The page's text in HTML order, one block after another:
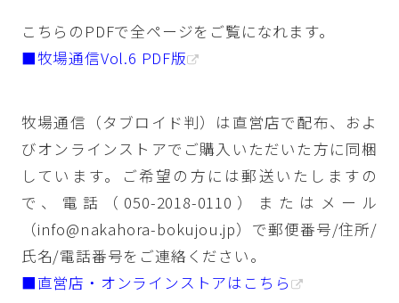
こちらのPDFで全ページをご覧になれます。
■牧場通信Vol.6 PDF版
牧場通信（タブロイド判）は直営店で配布、およ
びオンラインストアでご購入いただいた方に同梱
しています。ご希望の方には郵送いたしますの
で、電話（050-2018-0110）またはメール
（info@nakahora-bokujou.jp）で郵便番号/住所/
氏名/電話番号をご連絡ください。
■直営店・オンラインストアはこちら